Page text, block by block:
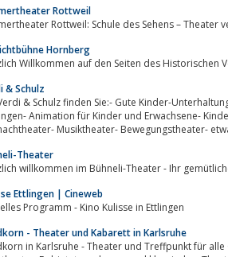
Rottweil
Rottweil: Schule des Sehens – Theater
Hornberg
Willkommen auf den Seiten des Historischen
& Schulz
& Schulz finden Sie:- Gute Kinder-
Animation für Kinder und Erwachsene-
Musiktheater- Bewegungstheater-
Theater
Ettlingen | Cineweb
Programm - Kino Kulisse in Ettlingen
- Theater und Kabarett in Karlsruhe
in Karlsruhe - Theater und Treffpunkt für alle